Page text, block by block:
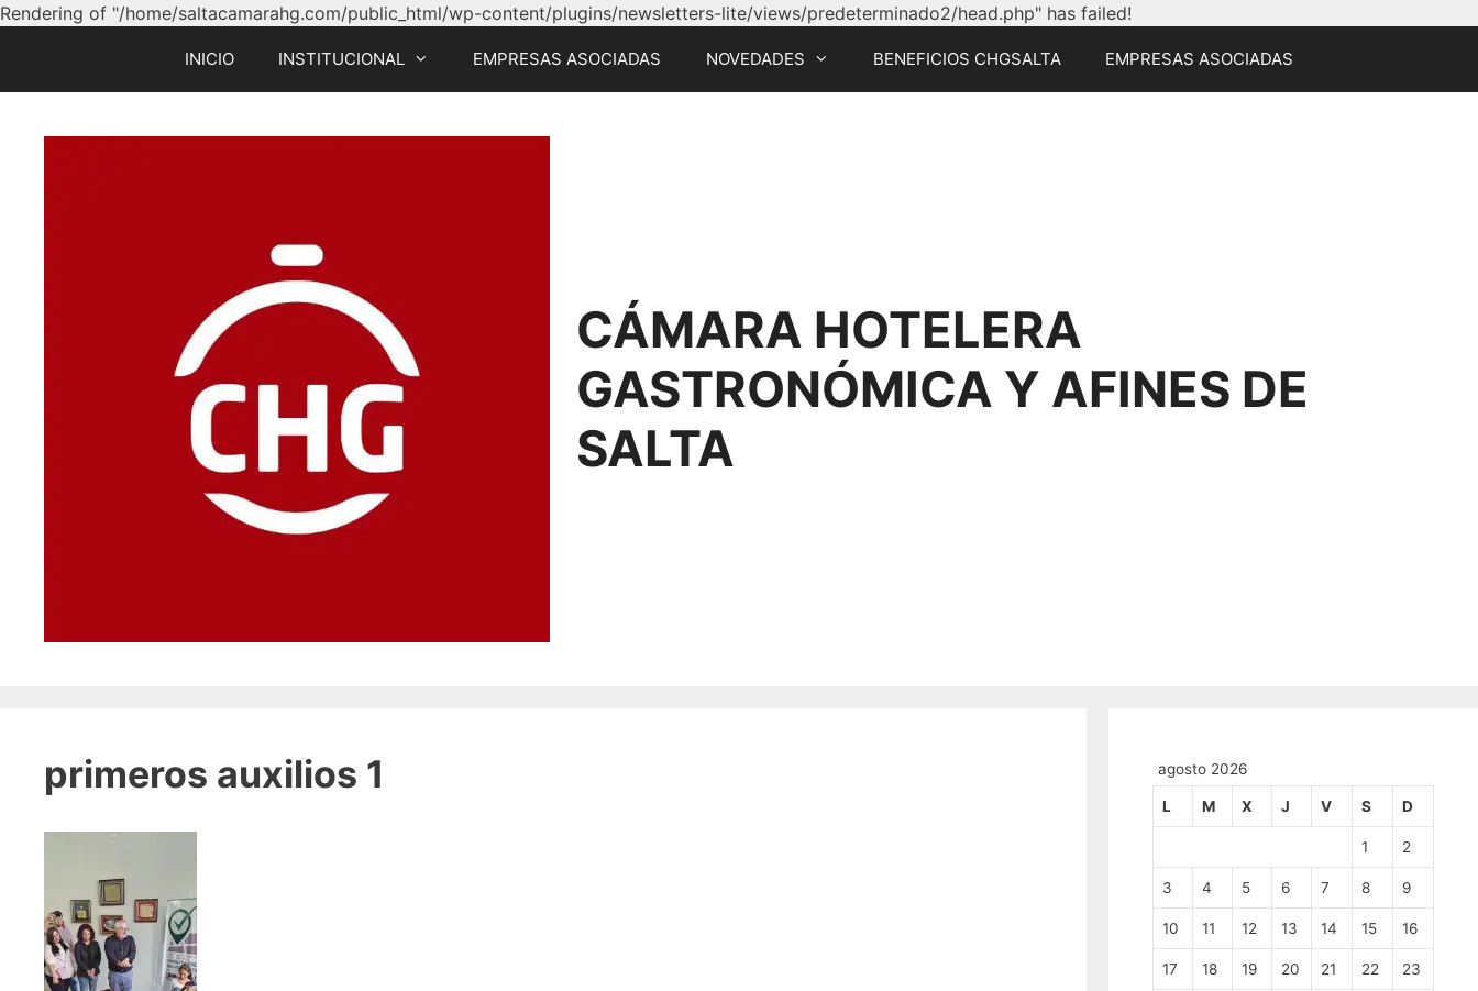
Rendering of "/home/saltacamarahg.com/public_html/wp-content/plugins/newsletters-lite/views/predeterminado2/head.php" has failed!
INICIO INSTITUCIONAL EMPRESAS ASOCIADAS NOVEDADES BENEFICIOS CHGSALTA EMPRESAS ASOCIADAS
CÁMARA HOTELERA
GASTRONÓMICA Y AFINES DE
SALTA
primeros auxilios 1 agosto 2026
L M X J V S D
1 2
3 4 5 6 7 8 9
10 11 12 13 14 15 16
17 18 19 20 21 22 23